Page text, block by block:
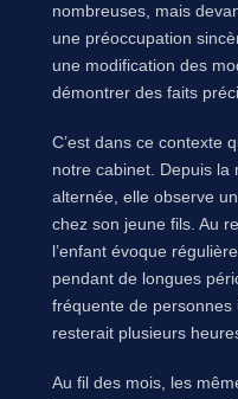
nombreuses, mais
une préoccupation
une modification des
démontrer des faits
C’est dans ce contexte
notre cabinet. Depuis la
alternée, elle observe
chez son jeune fils. Au
l’enfant évoque
pendant de longues
fréquente de personnes
resterait plusieurs
Au fil des mois, les